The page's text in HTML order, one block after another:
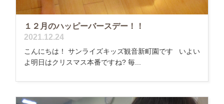
１２月のハッピーバースデー！！
2021.12.24
こんにちは！ サンライズキッズ観音新町園です いよい
よ明日はクリスマス本番ですね? 毎...